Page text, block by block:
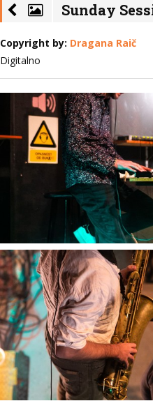
Sunday
Copyright by: Dragana Raič
Digitalno